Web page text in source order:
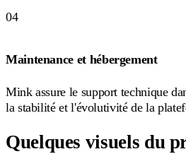
04
Maintenance et hébergement
Mink assure le support technique
la stabilité et l'évolutivité de la
Quelques visuels du